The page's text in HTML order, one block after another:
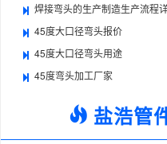
焊接弯头的生产制造生产流程
45度大口径弯头报价
45度大口径弯头用途
45度弯头加工厂家
盐浩管